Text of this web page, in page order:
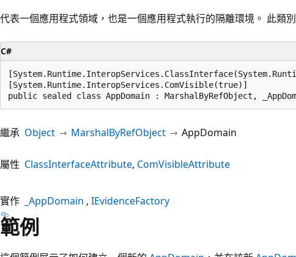
代表一個應用程式領域，也是一個應用程式執行的隔離環境。 此類
C#
[System.Runtime.InteropServices.ComVisible(true)]
public sealed class AppDomain : MarshalByRefObject,
繼承 Object MarshalByRefObject AppDomain
屬性 ClassInterfaceAttribute ComVisibleAttribute
實作 _AppDomain IEvidenceFactory
範例